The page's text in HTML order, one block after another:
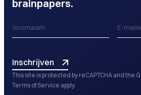
brainpapers.
Inschrijven
This site is protected by reCAPTCHA and the
Terms of Service apply.